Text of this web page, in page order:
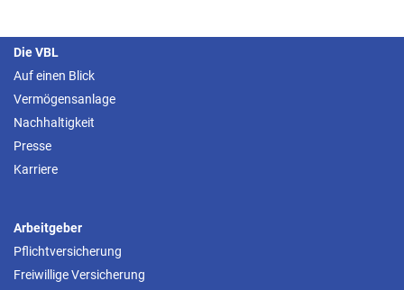
Die VBL
Auf einen Blick
Vermögensanlage
Nachhaltigkeit
Presse
Karriere
Arbeitgeber
Pflichtversicherung
Freiwillige Versicherung